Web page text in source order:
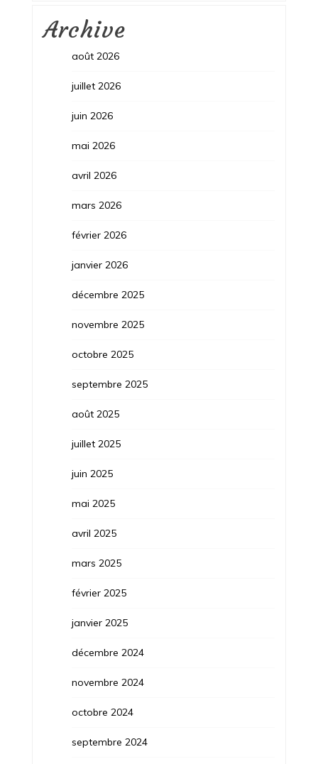
Archive
août 2026
juillet 2026
juin 2026
mai 2026
avril 2026
mars 2026
février 2026
janvier 2026
décembre 2025
novembre 2025
octobre 2025
septembre 2025
août 2025
juillet 2025
juin 2025
mai 2025
avril 2025
mars 2025
février 2025
janvier 2025
décembre 2024
novembre 2024
octobre 2024
septembre 2024